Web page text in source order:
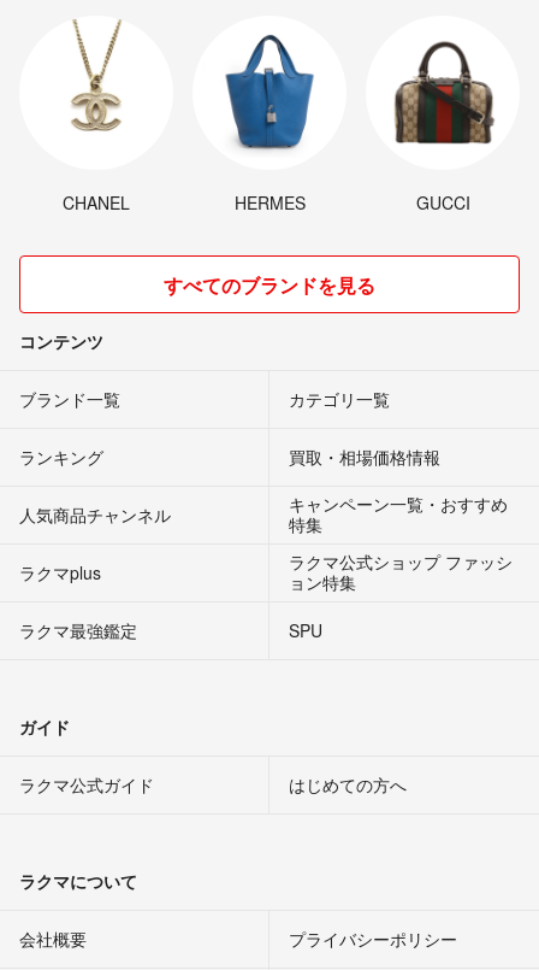
CHANEL HERMES GUCCI
すべてのブランドを見る
コンテンツ
ブランド一覧 カテゴリ一覧
ランキング 買取・相場価格情報
人気商品チャンネル
キャンペーン一覧・おすすめ
特集
ラクマplus
ラクマ公式ショップ ファッシ
ョン特集
ラクマ最強鑑定
SPU
ガイド
ラクマ公式ガイド はじめての方へ
ラクマについて
会社概要 プライバシーポリシー